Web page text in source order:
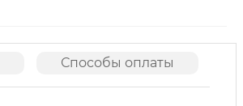
Способы оплаты